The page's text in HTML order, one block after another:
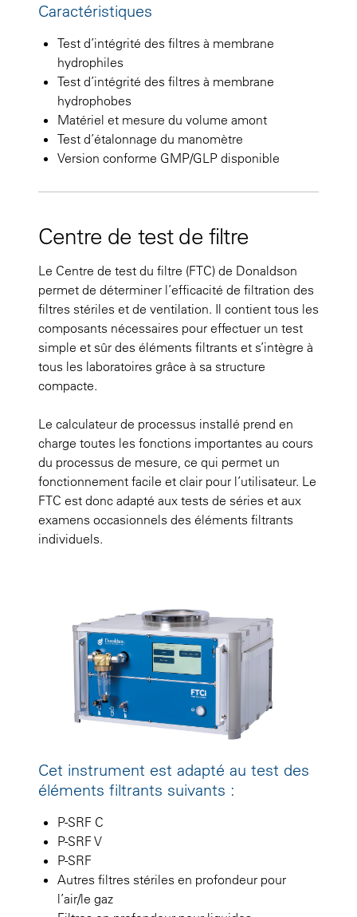
Caractéristiques
Test d’intégrité des filtres à membrane
hydrophiles
Test d’intégrité des filtres à membrane
hydrophobes
Matériel et mesure du volume amont
Test d’étalonnage du manomètre
Version conforme GMP/GLP disponible
Centre de test de filtre
Le Centre de test du filtre (FTC) de Donaldson
permet de déterminer l’efficacité de filtration des
filtres stériles et de ventilation. Il contient tous les
composants nécessaires pour effectuer un test
simple et sûr des éléments filtrants et s’intègre à
tous les laboratoires grâce à sa structure
compacte.
Le calculateur de processus installé prend en
charge toutes les fonctions importantes au cours
du processus de mesure, ce qui permet un
fonctionnement facile et clair pour l’utilisateur. Le
FTC est donc adapté aux tests de séries et aux
examens occasionnels des éléments filtrants
individuels.
Cet instrument est adapté au test des
éléments filtrants suivants :
P-SRF C
P-SRF V
P-SRF
Autres filtres stériles en profondeur pour
l’air/le gaz